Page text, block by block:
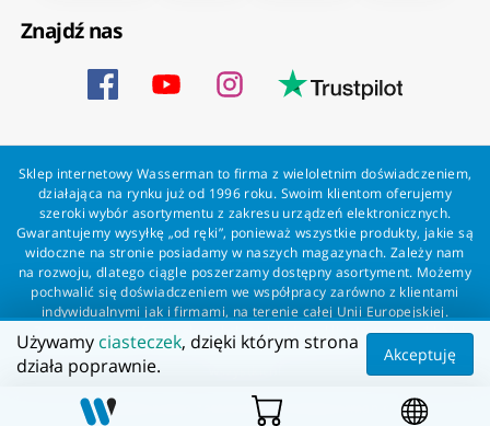
Znajdź nas
Sklep internetowy Wasserman to firma z wieloletnim doświadczeniem,
działająca na rynku już od 1996 roku. Swoim klientom oferujemy
szeroki wybór asortymentu z zakresu urządzeń elektronicznych.
Gwarantujemy wysyłkę „od ręki”, ponieważ wszystkie produkty, jakie są
widoczne na stronie posiadamy w naszych magazynach. Zależy nam
na rozwoju, dlatego ciągle poszerzamy dostępny asortyment. Możemy
pochwalić się doświadczeniem we współpracy zarówno z klientami
indywidualnymi jak i firmami, na terenie całej Unii Europejskiej.
Zapewniamy profesjonalną obsługę każdego klienta oraz szybką i
bezproblemową realizację zamówień. Wasserman - wszystko dla
Wszelkie prawa zastrzeżone dla Wasserman.eu
Używamy ciasteczek, dzięki którym strona
działa poprawnie.
Akceptuję